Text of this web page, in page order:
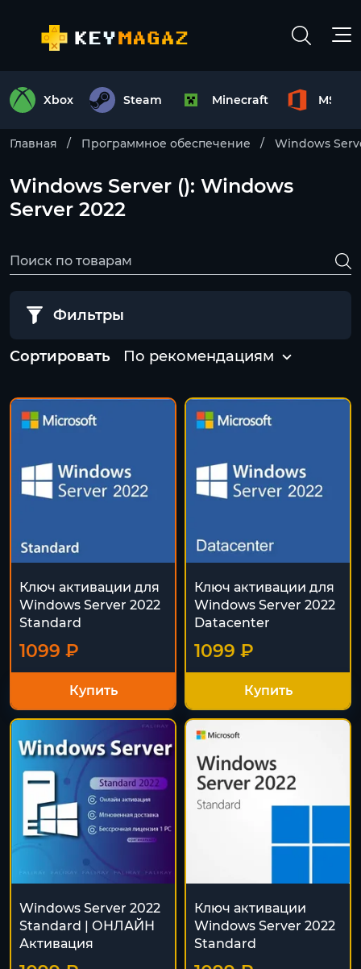
Xbox Steam Minecraft MS
Главная Программное обеспечение Windows
Windows Server (): Windows
Server 2022
Фильтры
Сортировать По рекомендациям
Ключ активации для
Windows Server 2022
Standard
1099 ₽
Купить
Ключ активации для
Windows Server 2022
Datacenter
1099 ₽
Купить
Windows Server 2022
Standard | ОНЛАЙН
Активация
Ключ активации
Windows Server 2022
Standard